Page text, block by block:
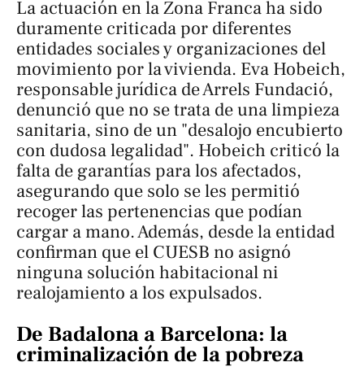
La actuación en la Zona Franca ha sido
duramente criticada por diferentes
entidades sociales y organizaciones del
movimiento por la vivienda. Eva Hobeich,
responsable jurídica de Arrels Fundació,
denunció que no se trata de una limpieza
sanitaria, sino de un "desalojo encubierto
con dudosa legalidad". Hobeich criticó la
falta de garantías para los afectados,
asegurando que solo se les permitió
recoger las pertenencias que podían
cargar a mano. Además, desde la entidad
confirman que el CUESB no asignó
ninguna solución habitacional ni
realojamiento a los expulsados.
De Badalona a Barcelona: la
criminalización de la pobreza